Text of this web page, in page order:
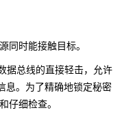
同时能接触目标。
据总线的直接轻击，允许
息。为了精确地锁定秘密
仔细检查。